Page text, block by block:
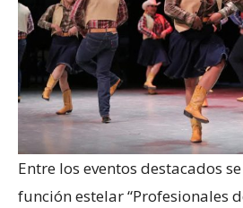
Entre los eventos destacados
función estelar “Profesionales